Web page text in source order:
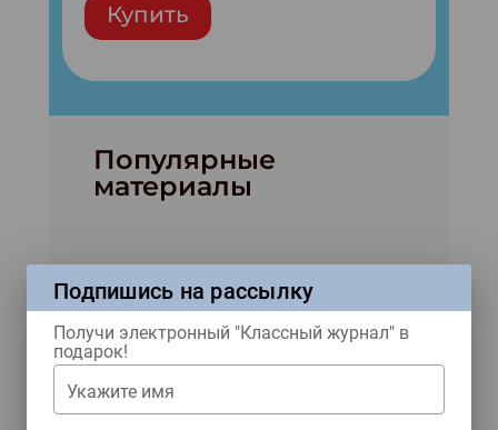
Купить
Популярные
материалы
Подпишись на рассылку
Получи электронный "Классный журнал" в
подарок!
Укажите имя